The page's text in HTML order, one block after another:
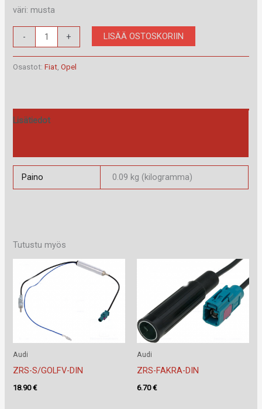
väri: musta
-
40.406.1
määrä
+ LISÄÄ OSTOSKORIIN
Osastot:Fiat,Opel
Lisätiedot
Paino 0.09 kg (kilogramma)
Tutustu myös
Audi
ZRS-S/GOLFV-DIN
18.90€
Audi
ZRS-FAKRA-DIN
6.70€